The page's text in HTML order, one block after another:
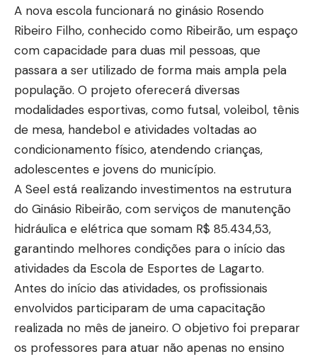
A nova escola funcionará no ginásio Rosendo
Ribeiro Filho, conhecido como Ribeirão, um espaço
com capacidade para duas mil pessoas, que
passara a ser utilizado de forma mais ampla pela
população. O projeto oferecerá diversas
modalidades esportivas, como futsal, voleibol, tênis
de mesa, handebol e atividades voltadas ao
condicionamento físico, atendendo crianças,
adolescentes e jovens do município.
A Seel está realizando investimentos na estrutura
do Ginásio Ribeirão, com serviços de manutenção
hidráulica e elétrica que somam R$ 85.434,53,
garantindo melhores condições para o início das
atividades da Escola de Esportes de Lagarto.
Antes do início das atividades, os profissionais
envolvidos participaram de uma capacitação
realizada no mês de janeiro. O objetivo foi preparar
os professores para atuar não apenas no ensino